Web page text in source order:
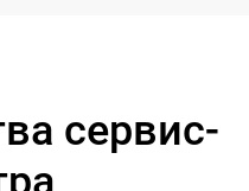
сервис-